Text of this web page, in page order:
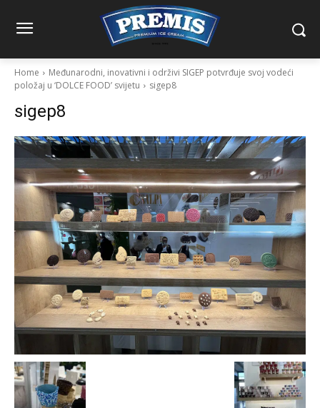
Home
Međunarodni, inovativni i održivi SIGEP potvrđuje svoj vodeći
položaj u ‘DOLCE FOOD’ svijetu
sigep8
sigep8